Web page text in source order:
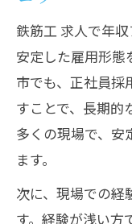
鉄筋工 求人で年
安定した雇用形態
市でも、正社員採
すことで、長期的
多くの現場で、安
ます。
次に、現場での経
す。経験が浅い方